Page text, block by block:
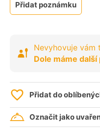
Přidat poznámku
Nevyhovuje vám
Dole máme
Přidat do
Označit jako